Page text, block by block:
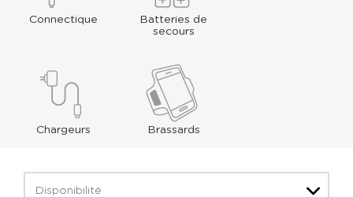
Connectique
Batteries de
secours
Chargeurs Brassards
Disponibilité